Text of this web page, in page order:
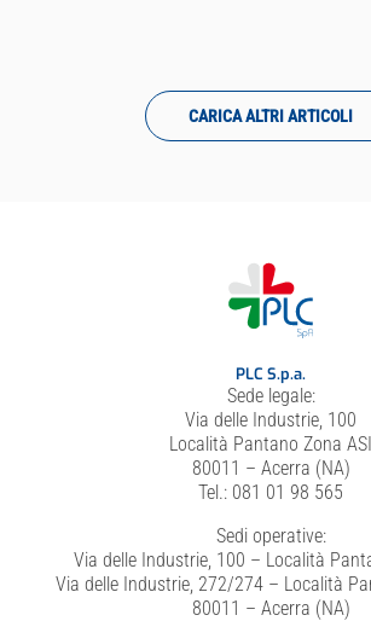
CARICA ALTRI ARTICOLI
PLC S.p.a.
Sede legale:
Via delle Industrie, 100
Località Pantano Zona ASI
80011 – Acerra (NA)
Tel.: 081 01 98 565
Sedi operative:
Via delle Industrie, 100 – Località
Via delle Industrie, 272/274 – Località
80011 – Acerra (NA)